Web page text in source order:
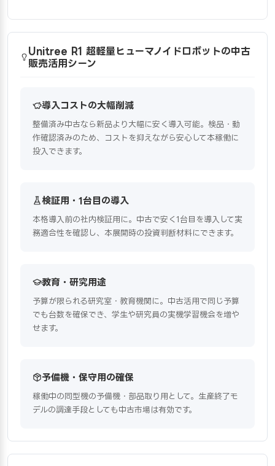
Unitree R1 超軽量ヒューマノイドロボットの中古
販売活用シーン
導入コストの大幅削減
整備済み中古なら新品より大幅に安く導入可能。検品・動
作確認済みのため、コストを抑えながら安心して本稼働に
投入できます。
検証用・1台目の導入
本格導入前の社内検証用に。中古で安く1台目を導入して実
務適合性を確認し、本展開時の投資判断材料にできます。
教育・研究用途
予算が限られる研究室・教育機関に。中古活用で同じ予算
でも台数を確保でき、学生や研究員の実機学習機会を増や
せます。
予備機・保守用の確保
稼働中の同型機の予備機・部品取り用として。生産終了モ
デルの調達手段としても中古市場は有効です。